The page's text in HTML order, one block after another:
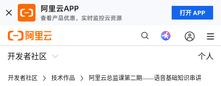
打开 APP
开发者社区 个人
开发者社区 技术作品
阿里云总监课第二期——语音基础知识串讲